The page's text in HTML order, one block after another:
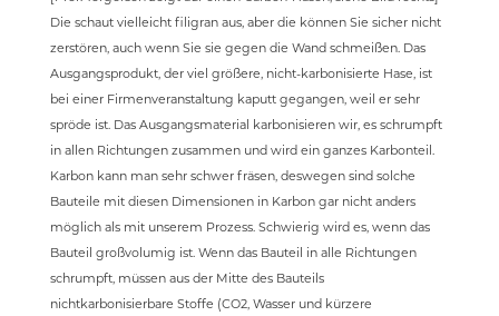
Die schaut vielleicht filigran aus, aber die können Sie sicher nicht
zerstören, auch wenn Sie sie gegen die Wand schmeißen. Das
Ausgangsprodukt, der viel größere, nicht-karbonisierte Hase, ist
bei einer Firmenveranstaltung kaputt gegangen, weil er sehr
spröde ist. Das Ausgangsmaterial karbonisieren wir, es schrumpft
in allen Richtungen zusammen und wird ein ganzes Karbonteil.
Karbon kann man sehr schwer fräsen, deswegen sind solche
Bauteile mit diesen Dimensionen in Karbon gar nicht anders
möglich als mit unserem Prozess. Schwierig wird es, wenn das
Bauteil großvolumig ist. Wenn das Bauteil in alle Richtungen
schrumpft, müssen aus der Mitte des Bauteils
nichtkarbonisierbare Stoffe (CO2, Wasser und kürzere